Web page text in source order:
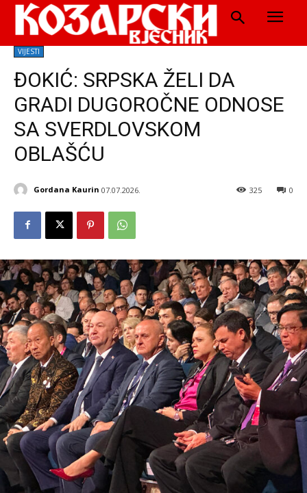
VIJESTI
ĐOKIĆ: SRPSKA ŽELI DA
GRADI DUGOROČNE ODNOSE
SA SVERDLOVSKOM
OBLAŠĆU
Gordana Kaurin 07.07.2026. 0
325